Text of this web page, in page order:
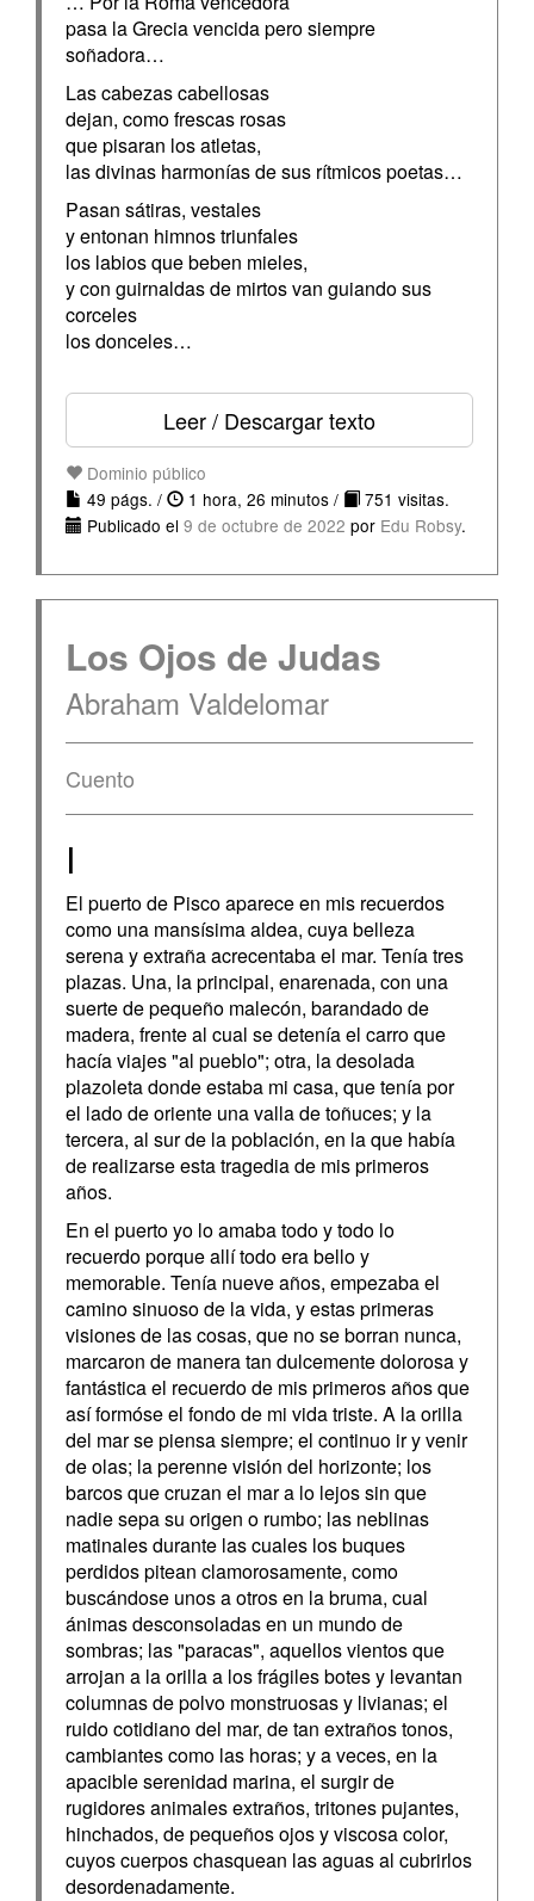
pasa la Grecia vencida pero siempre
soñadora…
Las cabezas cabellosas
dejan, como frescas rosas
que pisaran los atletas,
las divinas harmonías de sus rítmicos poetas…
Pasan sátiras, vestales
y entonan himnos triunfales
los labios que beben mieles,
y con guirnaldas de mirtos van guiando sus
corceles
los donceles…
Leer / Descargar texto
Dominio público
49 págs. /
1 hora, 26 minutos /
751 visitas.
Publicado el 9 de octubre de 2022 por Edu Robsy.
Los Ojos de Judas
Abraham Valdelomar
Cuento
I
El puerto de Pisco aparece en mis recuerdos
como una mansísima aldea, cuya belleza
serena y extraña acrecentaba el mar. Tenía tres
plazas. Una, la principal, enarenada, con una
suerte de pequeño malecón, barandado de
madera, frente al cual se detenía el carro que
hacía viajes "al pueblo"; otra, la desolada
plazoleta donde estaba mi casa, que tenía por
el lado de oriente una valla de toñuces; y la
tercera, al sur de la población, en la que había
de realizarse esta tragedia de mis primeros
años.
En el puerto yo lo amaba todo y todo lo
recuerdo porque allí todo era bello y
memorable. Tenía nueve años, empezaba el
camino sinuoso de la vida, y estas primeras
visiones de las cosas, que no se borran nunca,
marcaron de manera tan dulcemente dolorosa y
fantástica el recuerdo de mis primeros años que
así formóse el fondo de mi vida triste. A la orilla
del mar se piensa siempre; el continuo ir y venir
de olas; la perenne visión del horizonte; los
barcos que cruzan el mar a lo lejos sin que
nadie sepa su origen o rumbo; las neblinas
matinales durante las cuales los buques
perdidos pitean clamorosamente, como
buscándose unos a otros en la bruma, cual
ánimas desconsoladas en un mundo de
sombras; las "paracas", aquellos vientos que
arrojan a la orilla a los frágiles botes y levantan
columnas de polvo monstruosas y livianas; el
ruido cotidiano del mar, de tan extraños tonos,
cambiantes como las horas; y a veces, en la
apacible serenidad marina, el surgir de
rugidores animales extraños, tritones pujantes,
hinchados, de pequeños ojos y viscosa color,
cuyos cuerpos chasquean las aguas al cubrirlos
desordenadamente.